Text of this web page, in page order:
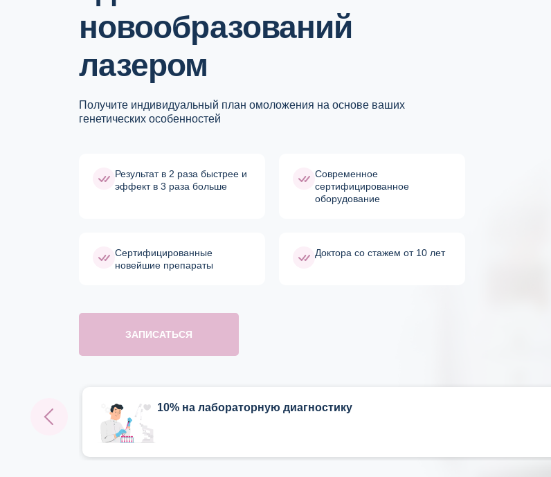
новообразований
лазером
Получите индивидуальный план омоложения на основе ваших
генетических особенностей
Результат в 2 раза быстрее и
эффект в 3 раза больше
Cовременное
сертифицированное
оборудование
Cертифицированные
новейшие препараты
Доктора со стажем от 10 лет
ЗАПИСАТЬСЯ
10% на лабораторную диагностику